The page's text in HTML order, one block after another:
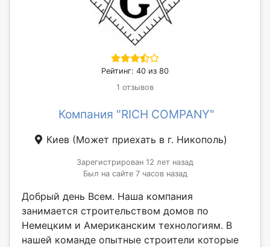
Рейтинг: 40 из 80
1 отзывов
Компания "RICH COMPANY"
Киев (Может приехать в г. Никополь)
Зарегистрирован 12 лет назад
Был на сайте 7 часов назад
Добрый день Всем. Наша компания
занимается строительством домов по
Немецким и Американским технологиям. В
нашей команде опытные строители которые